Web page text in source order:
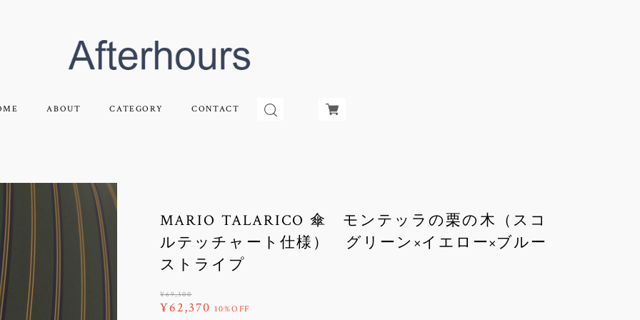
ABOUT CATEGORY CONTACT
MARIO TALARICO 傘 モンテッラの栗の木（スコ
ルテッチャート仕様） グリーン×イエロー×ブルー
ストライプ
¥69,300
¥62,370 10%OFF